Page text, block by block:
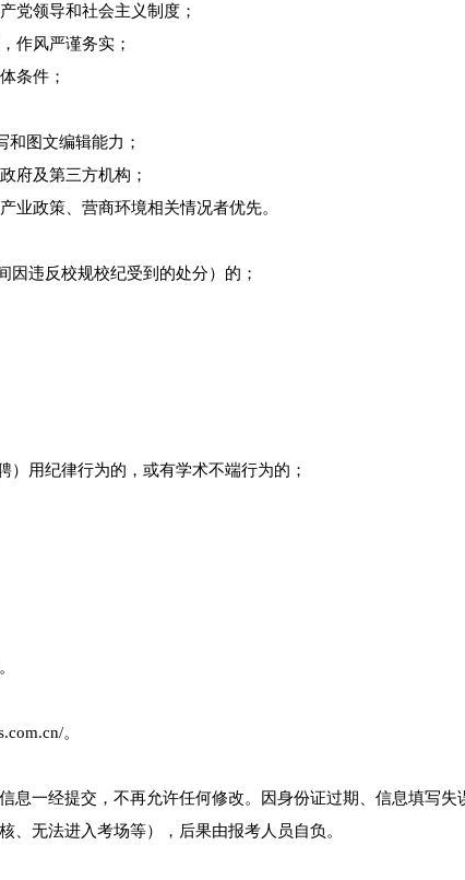
党领导和社会主义制度；
作风严谨务实；
条件；
图文编辑能力；
府及第三方机构；
业政策、营商环境相关情况者优先。
违反校规校纪受到的处分）的；
用纪律行为的，或有学术不端行为的；
。
息一经提交，不再允许任何修改。因身份证过期、信息填写失
无法进入考场等），后果由报考人员自负。